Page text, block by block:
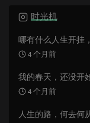
数:
时光机
哪有什么人生开挂
4 个月前
我的春天，还没开
4 个月前
人生的路，何去何